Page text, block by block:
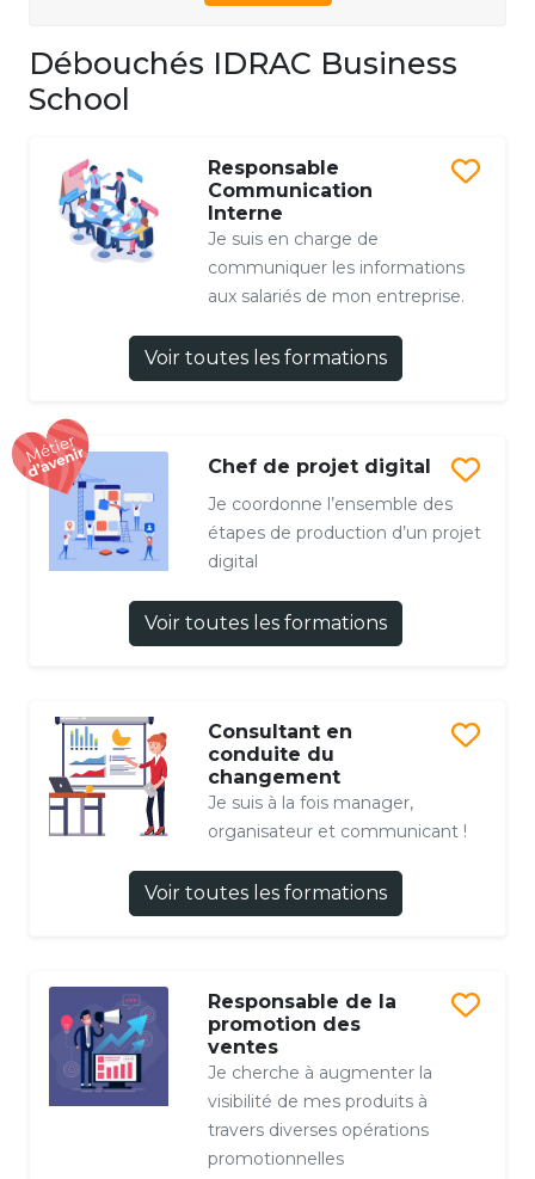
Débouchés IDRAC Business
School
Responsable
Communication
Interne
Je suis en charge de
communiquer les informations
aux salariés de mon entreprise.
Voir toutes les formations
Chef de projet digital
Je coordonne l’ensemble des
étapes de production d’un projet
digital
Voir toutes les formations
Consultant en
conduite du
changement
Je suis à la fois manager,
organisateur et communicant !
Voir toutes les formations
Responsable de la
promotion des
ventes
Je cherche à augmenter la
visibilité de mes produits à
travers diverses opérations
promotionnelles